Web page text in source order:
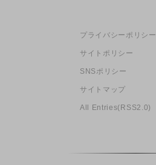
プライバシーポリシー
サイトポリシー
SNSポリシー
サイトマップ
All Entries(RSS2.0)